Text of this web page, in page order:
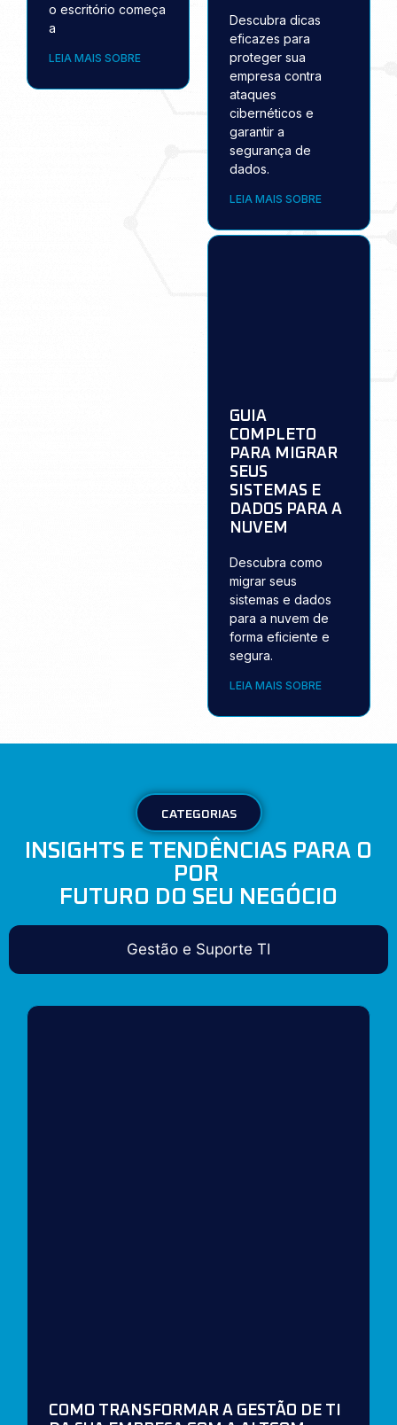
o escritório começa
a
LEIA MAIS SOBRE
Descubra dicas
eficazes para
proteger sua
empresa contra
ataques
cibernéticos e
garantir a
segurança de
dados.
LEIA MAIS SOBRE
GUIA
COMPLETO
PARA MIGRAR
SEUS
SISTEMAS E
DADOS PARA A
NUVEM
Descubra como
migrar seus
sistemas e dados
para a nuvem de
forma eficiente e
segura.
LEIA MAIS SOBRE
CATEGORIAS
INSIGHTS E TENDÊNCIAS PARA O
POR
FUTURO DO SEU NEGÓCIO
Gestão e Suporte TI
COMO TRANSFORMAR A GESTÃO DE TI